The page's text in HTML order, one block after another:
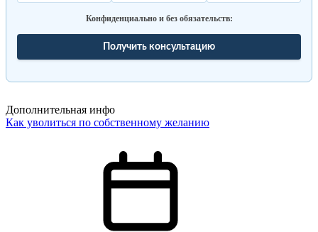
Конфиденциально и без обязательств:
Получить консультацию
Дополнительная инфо
Как уволиться по собственному желанию